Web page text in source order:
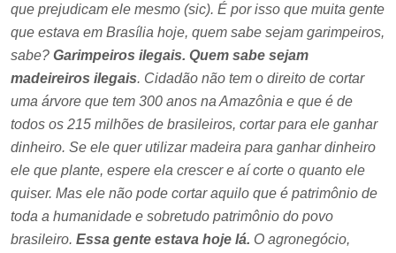
que prejudicam ele mesmo (sic). É por isso que muita gente
que estava em Brasília hoje, quem sabe sejam garimpeiros,
sabe? Garimpeiros ilegais. Quem sabe sejam
madeireiros ilegais. Cidadão não tem o direito de cortar
uma árvore que tem 300 anos na Amazônia e que é de
todos os 215 milhões de brasileiros, cortar para ele ganhar
dinheiro. Se ele quer utilizar madeira para ganhar dinheiro
ele que plante, espere ela crescer e aí corte o quanto ele
quiser. Mas ele não pode cortar aquilo que é patrimônio de
toda a humanidade e sobretudo patrimônio do povo
brasileiro. Essa gente estava hoje lá. O agronegócio,